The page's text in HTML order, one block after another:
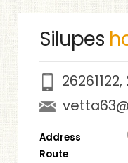
Silupes
26261122,
Address
Route